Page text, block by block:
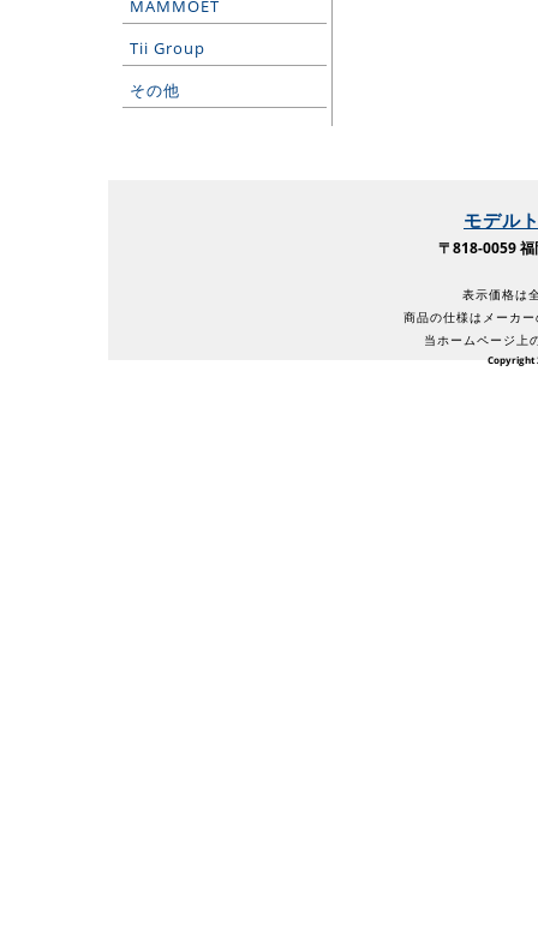
MAMMOET
Tii Group
その他
モデル
〒818-0059
表示価格は
商品の仕様はメーカ
当ホームページ上
Copyright